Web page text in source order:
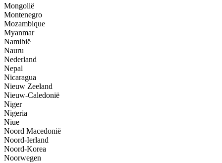
Mongolië
Montenegro
Mozambique
Myanmar
Namibië
Nauru
Nederland
Nepal
Nicaragua
Nieuw Zeeland
Nieuw-Caledonië
Niger
Nigeria
Niue
Noord Macedonië
Noord-Ierland
Noord-Korea
Noorwegen